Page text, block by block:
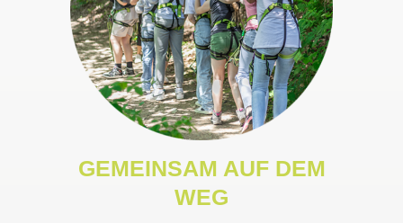
GEMEINSAM AUF DEM
WEG